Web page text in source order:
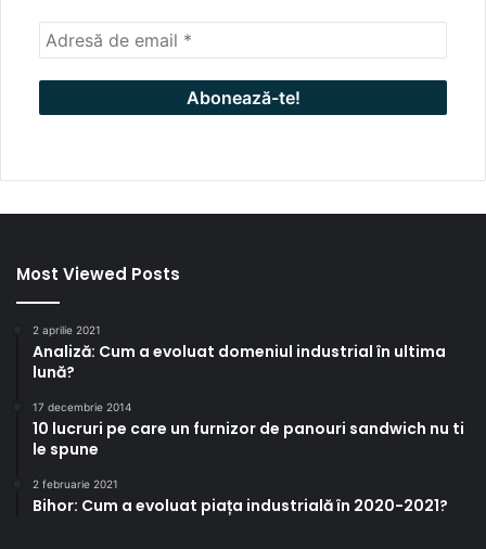
Most Viewed Posts
2 aprilie 2021
Analiză: Cum a evoluat domeniul industrial în ultima
lună?
17 decembrie 2014
10 lucruri pe care un furnizor de panouri sandwich nu ti
le spune
2 februarie 2021
Bihor: Cum a evoluat piața industrială în 2020-2021?